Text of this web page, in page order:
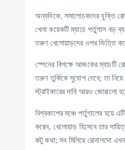
অন্যদিকে, সমালোচকদের যুক্তি
খেলা কয়েকটি ম্যাচে পর্তুগাল বড়
তরুণ খেলোয়াড়দের ওপর ভিত্তি
স্পেনের বিপক্ষে আজকের ম্যাচটি
তরুণ তুর্কিকে সুযোগ দেবে; তা
স্ট্রাইকারের দাবি আরও জোরালো
বিশ্বকাপের মঞ্চে পর্তুগালের হয়ে
করেন, খেলোয়াড় হিসেবে তার
কটু কথা; সব মিলিয়ে রোনালদো